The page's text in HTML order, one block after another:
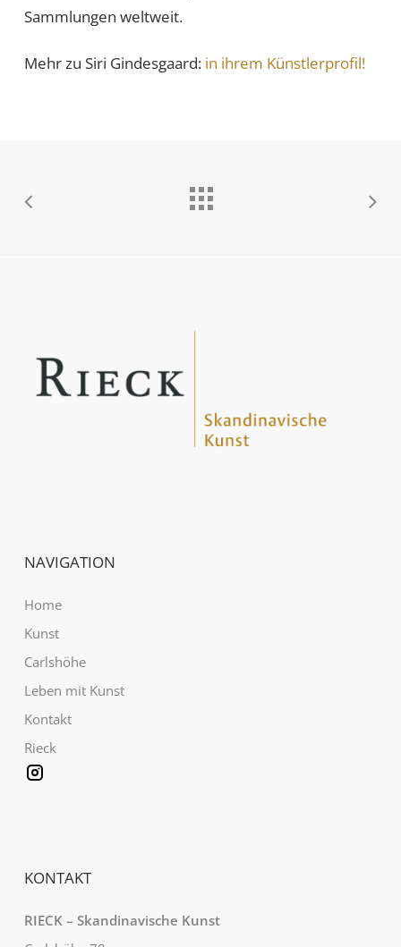
Sammlungen weltweit.
Mehr zu Siri Gindesgaard: in ihrem Künstlerprofil!
NAVIGATION
Home
Kunst
Carlshöhe
Leben mit Kunst
Kontakt
Rieck
KONTAKT
RIECK – Skandinavische Kunst